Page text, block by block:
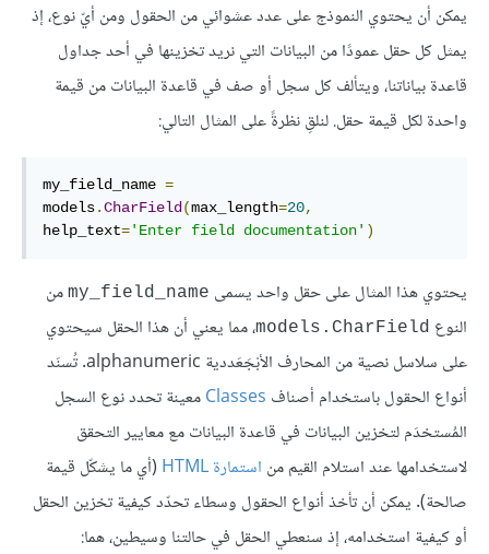
يمكن أن يحتوي النموذج على عدد عشوائي من الحقول ومن أيّ نوع، إذ
يمثل كل حقل عمودًا من البيانات التي نريد تخزينها في أحد جداول
قاعدة بياناتنا، ويتألف كل سجل أو صف في قاعدة البيانات من قيمة
واحدة لكل قيمة حقل. لنلقِ نظرةً على المثال التالي:
my_field_name =
models.CharField(max_length=20,
help_text='Enter field documentation' )
يحتوي هذا المثال على حقل واحد يسمى my_field_name من
النوع models.CharField، مما يعني أن هذا الحقل سيحتوي
على سلاسل نصية من المحارف الأبْجَعَددية alphanumeric. تُسنَد
أنواع الحقول باستخدام أصناف Classesمعينة تحدد نوع السجل
المُستخدَم لتخزين البيانات في قاعدة البيانات مع معايير التحقق
لاستخدامها عند استلام القيم من استمارة HTML
(أي ما يشكّل قيمة
صالحة). يمكن أن تأخذ أنواع الحقول وسطاء تحدّد كيفية تخزين الحقل
أو كيفية استخدامه، إذ سنعطي الحقل في حالتنا وسيطين، هما: